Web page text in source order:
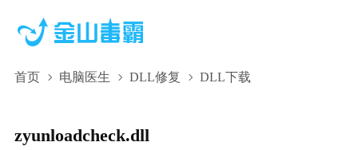
首页 电脑医生 DLL修复 DLL下载
zyunloadcheck.dll,zyunloadcheck.dll下载,zyunloadcheck.dll修复
zyunloadcheck.dll